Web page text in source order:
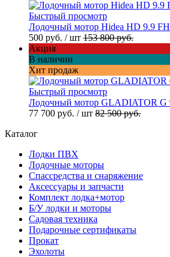
Быстрый просмотр
Лодочный мотор Hidea HD 9.9
500 руб. / шт 153 800 руб.
Акция
В наличии
Хит продаж
Быстрый просмотр
Лодочный мотор GLADIATOR G
77 700 руб. / шт 82 500 руб.
Каталог
Лодки ПВХ
Лодочные моторы
Спассредства и снаряжение
Аксессуары и запчасти
Комплект лодка+мотор
Б/У лодки и моторы
Садовая техника
Подарочные сертификаты
Прокат
Эхолоты